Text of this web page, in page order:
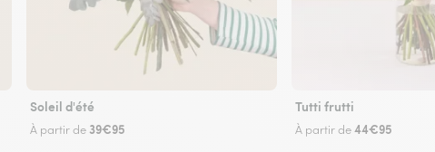
Soleil d'été
À partir de 39€95
Tutti frutti
À partir de44€95